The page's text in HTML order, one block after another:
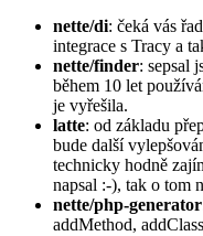
nette/di: čeká vás
integrace s Tracy a
nette/finder: sepsal
během 10 let
je vyřešila.
latte: od základu
bude další
technicky hodně
napsal :-), tak o tom
nette/php-generator
addMethod,